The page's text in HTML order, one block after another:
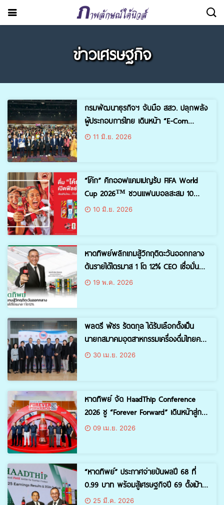
ข่าวเศรษฐกิจ
กรมพัฒนาธุรกิจฯ จับมือ สสว. ปลุกพลัง
ผู้ประกอบการไทย เดินหน้า “E-Com
Restart Roadshow” สร้างโอกาสใหม่บน
11 มิ.ย. 2026
“โค้ก” คิกออฟแคมเปญรับ FIFA World
Cup 2026™ ชวนแฟนบอลสะสม 10
กระป๋องสุดลิมิเต็ด พร้อม “เปิดฟีลซ่าส์
10 มิ.ย. 2026
หาดทิพย์พลิกเกมสู้วิกฤติตะวันออกกลาง
ดันรายได้ไตรมาส 1 โต 12% CEO เชื่อมั่นยัง
โตต่อได้ เน้นจัดการความเสี่ยงต้นทุนและ
19 พ.ค. 2026
พลตรี พัชร รัตตกุล ได้รับเลือกตั้งเป็น
นายกสมาคมอุตสาหกรรมเครื่องดื่มไทยคน
ใหม่30 เม.ย. 2026
หาดทิพย์ จัด HaadThip Conference
2026 ชู “Forever Forward” เดินหน้าสู่การ
เติบโตยั่งยืน
09 เม.ย. 2026
“หาดทิพย์” ประกาศจ่ายปันผลปี 68 ที่
0.99 บาท พร้อมสู้เศรษฐกิจปี 69 ตั้งเป้า
รายได้โต 3-5% ผ่านสินค้าใหม่และเร่งเพิ่ม
25 มี.ค. 2026